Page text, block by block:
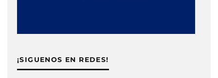
¡SIGUENOS EN REDES!